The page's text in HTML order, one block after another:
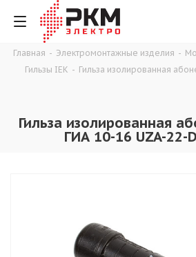
Главная - Электромонтажные изделия -
Гильзы IEK - Гильза изолированная
Гильза изолированная
ГИА 10-16 UZA-22-